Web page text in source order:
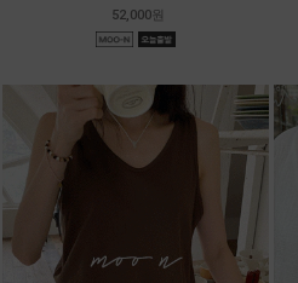
52,000원